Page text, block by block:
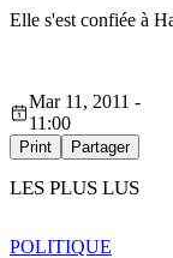
Elle s'est confiée à
Mar 11, 2011 -
11:00
Print Partager
LES PLUS LUS
POLITIQUE